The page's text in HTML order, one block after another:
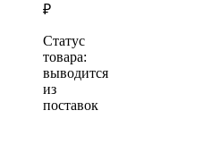
₽
Статус
товара:
выводится
из
поставок